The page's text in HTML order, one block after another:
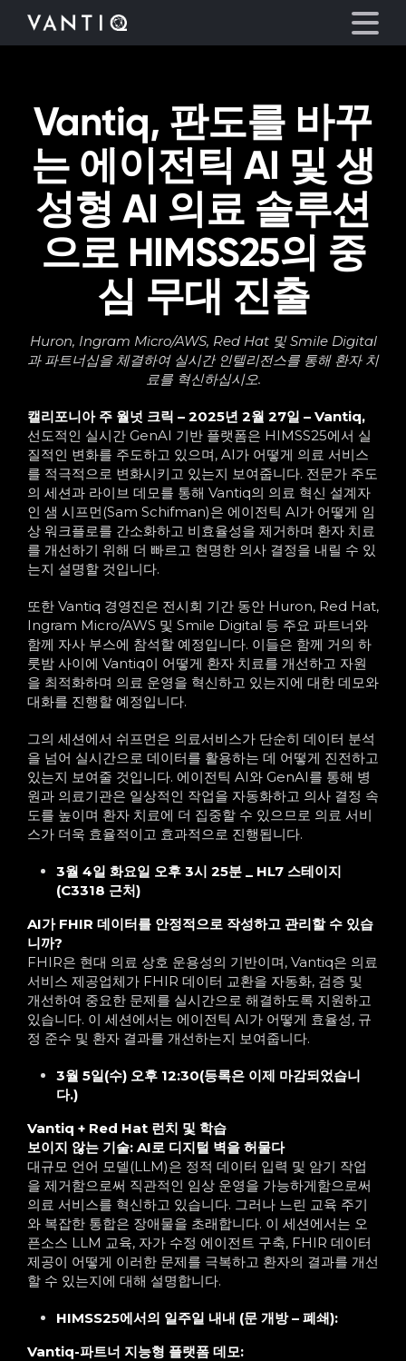
플랫폼
산업
파트너
회사
언어
Vantiq, 판도를 바꾸
는 에이전틱 AI 및 생
성형 AI 의료 솔루션
으로 HIMSS25의 중
심 무대 진출
Huron, Ingram Micro/AWS, Red Hat 및 Smile Digital
과 파트너십을 체결하여 실시간 인텔리전스를 통해 환자 치
료를 혁신하십시오.
캘리포니아 주 월넛 크릭 – 2025년 2월 27일 – Vantiq,
선도적인 실시간 GenAI 기반 플랫폼은 HIMSS25에서 실
질적인 변화를 주도하고 있으며, AI가 어떻게 의료 서비스
를 적극적으로 변화시키고 있는지 보여줍니다. 전문가 주도
의 세션과 라이브 데모를 통해 Vantiq의 의료 혁신 설계자
인 샘 시프먼(Sam Schifman)은 에이전틱 AI가 어떻게 임
상 워크플로를 간소화하고 비효율성을 제거하며 환자 치료
를 개선하기 위해 더 빠르고 현명한 의사 결정을 내릴 수 있
는지 설명할 것입니다.
또한 Vantiq 경영진은 전시회 기간 동안 Huron, Red Hat,
Ingram Micro/AWS 및 Smile Digital 등 주요 파트너와
함께 자사 부스에 참석할 예정입니다. 이들은 함께 거의 하
룻밤 사이에 Vantiq이 어떻게 환자 치료를 개선하고 자원
을 최적화하며 의료 운영을 혁신하고 있는지에 대한 데모와
대화를 진행할 예정입니다.
그의 세션에서 쉬프먼은 의료서비스가 단순히 데이터 분석
을 넘어 실시간으로 데이터를 활용하는 데 어떻게 진전하고
있는지 보여줄 것입니다. 에이전틱 AI와 GenAI를 통해 병
원과 의료기관은 일상적인 작업을 자동화하고 의사 결정 속
도를 높이며 환자 치료에 더 집중할 수 있으므로 의료 서비
스가 더욱 효율적이고 효과적으로 진행됩니다.
3월 4일 화요일 오후 3시 25분 _ HL7 스테이지
(C3318 근처)
AI가 FHIR 데이터를 안정적으로 작성하고 관리할 수 있습
니까?
FHIR은 현대 의료 상호 운용성의 기반이며, Vantiq은 의료
서비스 제공업체가 FHIR 데이터 교환을 자동화, 검증 및
개선하여 중요한 문제를 실시간으로 해결하도록 지원하고
있습니다. 이 세션에서는 에이전틱 AI가 어떻게 효율성, 규
정 준수 및 환자 결과를 개선하는지 보여줍니다.
3월 5일(수) 오후 12:30(등록은 이제 마감되었습니
다.)
Vantiq + Red Hat 런치 및 학습
보이지 않는 기술: AI로 디지털 벽을 허물다
대규모 언어 모델(LLM)은 정적 데이터 입력 및 암기 작업
을 제거함으로써 직관적인 임상 운영을 가능하게함으로써
의료 서비스를 혁신하고 있습니다. 그러나 느린 교육 주기
와 복잡한 통합은 장애물을 초래합니다. 이 세션에서는 오
픈소스 LLM 교육, 자가 수정 에이전트 구축, FHIR 데이터
제공이 어떻게 이러한 문제를 극복하고 환자의 결과를 개선
할 수 있는지에 대해 설명합니다.
HIMSS25에서의 일주일 내내 (문 개방 – 폐쇄):
Vantiq-파트너 지능형 플랫폼 데모: